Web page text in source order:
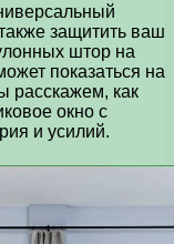
защитить ваш
штор на
показаться на
расскажем, как
окно с
и усилий.